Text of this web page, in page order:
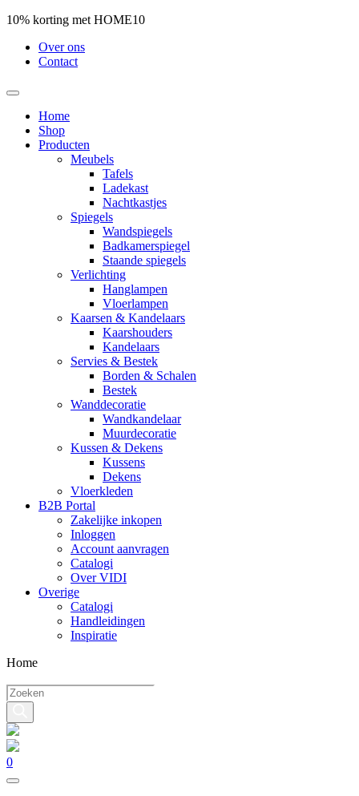
10% korting met HOME10
Over ons
Contact
Home
Shop
Producten
Meubels
Tafels
Ladekast
Nachtkastjes
Spiegels
Wandspiegels
Badkamerspiegel
Staande spiegels
Verlichting
Hanglampen
Vloerlampen
Kaarsen & Kandelaars
Kaarshouders
Kandelaars
Servies & Bestek
Borden & Schalen
Bestek
Wanddecoratie
Wandkandelaar
Muurdecoratie
Kussen & Dekens
Kussens
Dekens
Vloerkleden
B2B Portal
Zakelijke inkopen
Inloggen
Account aanvragen
Catalogi
Over VIDI
Overige
Catalogi
Handleidingen
Inspiratie
Home
Producten
zoeken
0